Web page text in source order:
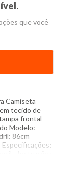
que você
Camiseta
tecido de
frontal
Modelo:
86cm
- Instruções